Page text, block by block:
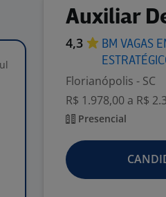
Auxiliar
4,3
BM VAGAS
Florianópolis - SC
R$ 1.978,00 a R$
Presencial